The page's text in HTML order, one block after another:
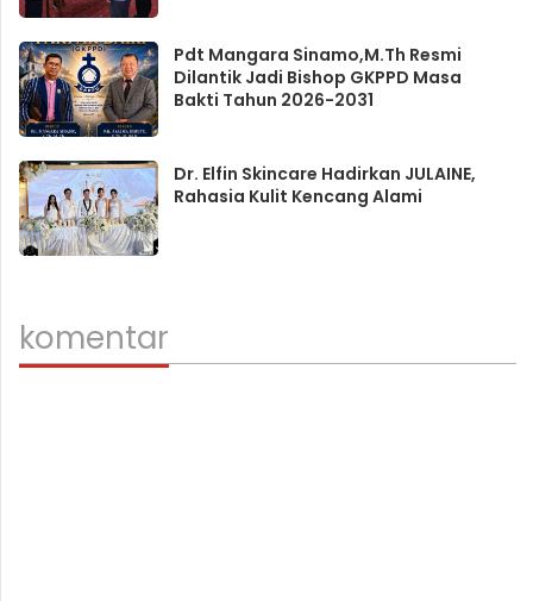
Pdt Mangara Sinamo,M.Th Resmi
Dilantik Jadi Bishop GKPPD Masa
Bakti Tahun 2026-2031
Dr. Elfin Skincare Hadirkan JULAINE,
Rahasia Kulit Kencang Alami
komentar